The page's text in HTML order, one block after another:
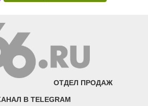
ОТДЕЛ ПРОДАЖ
В TELEGRAM